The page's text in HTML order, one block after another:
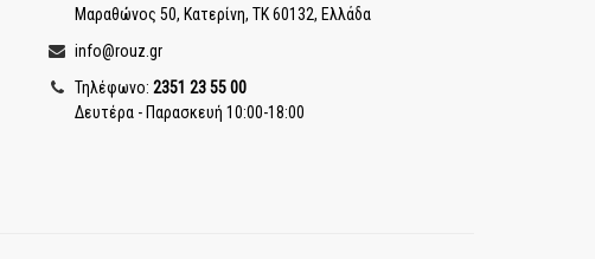
Μαραθώνος 50, Κατερίνη, ΤΚ 60132, Ελλάδα
info@rouz.gr
Τηλέφωνο: 2351 23 55 00
Δευτέρα - Παρασκευή 10:00-18:00